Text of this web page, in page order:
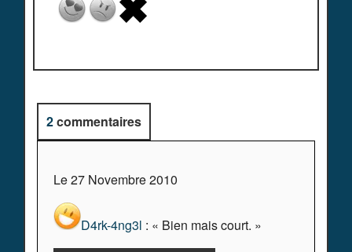
2commentaires
Le 27 Novembre 2010
D4rk-4ng3l : « Bien mais court. »